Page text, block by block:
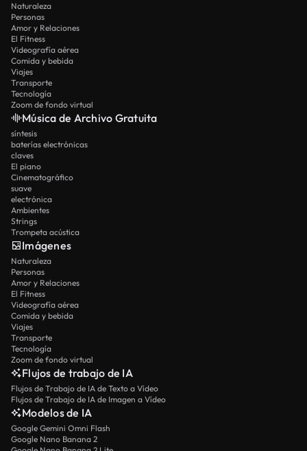
Naturaleza
Personas
Amor y Relaciones
El Fitness
Videografía aérea
Comida y bebida
Viajes
Transporte
Tecnología
Zoom de fondo virtual
Música de Archivo Gratuita
síntesis
baterías electrónicas
claves
El piano
Cinematográfico
suave
electrónica
Ambientes
Strings
Trompeta acústica
Imágenes
Naturaleza
Personas
Amor y Relaciones
El Fitness
Videografía aérea
Comida y bebida
Viajes
Transporte
Tecnología
Zoom de fondo virtual
Flujos de trabajo de IA
Flujos de Trabajo de IA de Texto a Vídeo
Flujos de Trabajo de IA de Imagen a Vídeo
Modelos de IA
Google Gemini Omni Flash
Google Nano Banana 2